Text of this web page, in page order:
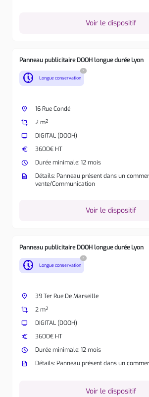
Voir le dispositif
Panneau publicitaire DOOH longue durée Lyon
nest_clock_farsight_analog Longue conservation
?
place
16 Rue Condé
crop
2 m²
tv
DIGITAL (DOOH)
euro
3600€ HT
watch_later
Durée minimale: 12 mois
description
Détails: Panneau présent dans un
vente/Communication
Voir le dispositif
Panneau publicitaire DOOH longue durée Lyon
nest_clock_farsight_analog Longue conservation
?
place
39 Ter Rue De Marseille
crop
2 m²
tv
DIGITAL (DOOH)
euro
3600€ HT
watch_later
Durée minimale: 12 mois
description
Détails: Panneau présent dans un
Voir le dispositif